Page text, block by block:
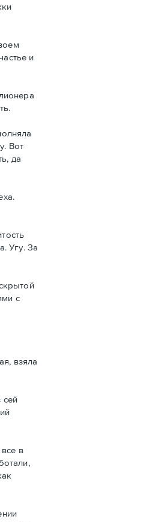
и
Вот
да
Угу. За
с
взяла
сей
в